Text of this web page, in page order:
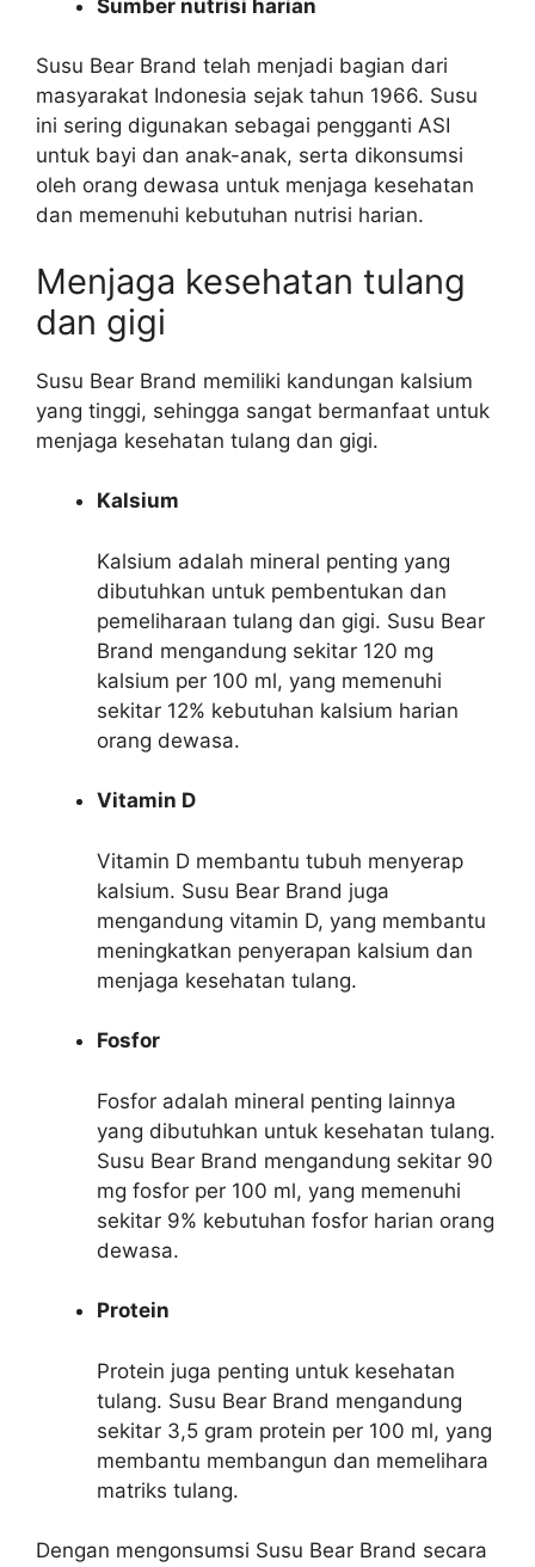
Sumber nutrisi harian
Susu Bear Brand telah menjadi bagian dari
masyarakat Indonesia sejak tahun 1966. Susu
ini sering digunakan sebagai pengganti ASI
untuk bayi dan anak-anak, serta dikonsumsi
oleh orang dewasa untuk menjaga kesehatan
dan memenuhi kebutuhan nutrisi harian.
Menjaga kesehatan tulang
dan gigi
Susu Bear Brand memiliki kandungan kalsium
yang tinggi, sehingga sangat bermanfaat untuk
menjaga kesehatan tulang dan gigi.
Kalsium
Kalsium adalah mineral penting yang
dibutuhkan untuk pembentukan dan
pemeliharaan tulang dan gigi. Susu Bear
Brand mengandung sekitar 120 mg
kalsium per 100 ml, yang memenuhi
sekitar 12% kebutuhan kalsium harian
orang dewasa.
Vitamin D
Vitamin D membantu tubuh menyerap
kalsium. Susu Bear Brand juga
mengandung vitamin D, yang membantu
meningkatkan penyerapan kalsium dan
menjaga kesehatan tulang.
Fosfor
Fosfor adalah mineral penting lainnya
yang dibutuhkan untuk kesehatan tulang.
Susu Bear Brand mengandung sekitar 90
mg fosfor per 100 ml, yang memenuhi
sekitar 9% kebutuhan fosfor harian orang
dewasa.
Protein
Protein juga penting untuk kesehatan
tulang. Susu Bear Brand mengandung
sekitar 3,5 gram protein per 100 ml, yang
membantu membangun dan memelihara
matriks tulang.
Dengan mengonsumsi Susu Bear Brand secara